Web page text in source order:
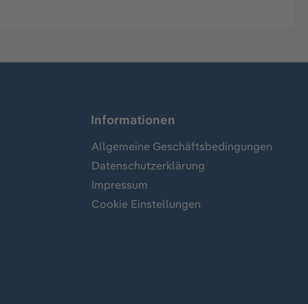
Informationen
Allgemeine Geschäftsbedingungen
Datenschutzerklärung
Impressum
Cookie Einstellungen